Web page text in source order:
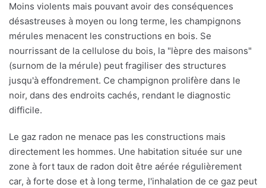
Moins violents mais pouvant avoir des conséquences
désastreuses à moyen ou long terme, les champignons
mérules menacent les constructions en bois. Se
nourrissant de la cellulose du bois, la "lèpre des maisons"
(surnom de la mérule) peut fragiliser des structures
jusqu'à effondrement. Ce champignon prolifère dans le
noir, dans des endroits cachés, rendant le diagnostic
difficile.
Le gaz radon ne menace pas les constructions mais
directement les hommes. Une habitation située sur une
zone à fort taux de radon doit être aérée régulièrement
car, à forte dose et à long terme, l'inhalation de ce gaz peut